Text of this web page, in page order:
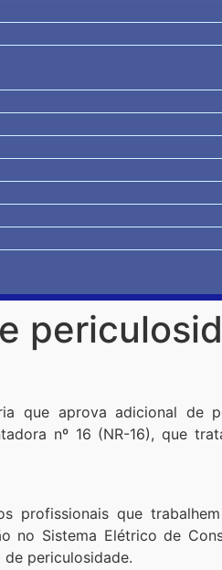
que aprova adicional de
nº 16 (NR-16), que
profissionais que
no Sistema Elétrico de
periculosidade.